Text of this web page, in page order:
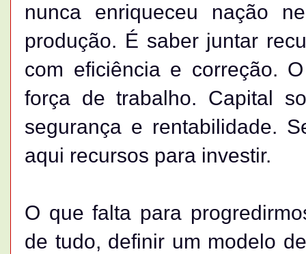
nunca enriqueceu nação
produção. É saber juntar
com eficiência e correção.
força de trabalho. Capital
segurança e rentabilidade.
aqui recursos para investir.
O que falta para
de tudo, definir um modelo